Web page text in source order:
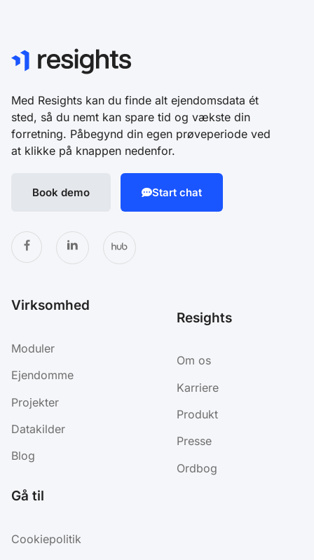
Med Resights kan du finde alt ejendomsdata ét
sted, så du nemt kan spare tid og vækste din
forretning. Påbegynd din egen prøveperiode ved
at klikke på knappen nedenfor.
Book demo Start chat
Virksomhed
Moduler
Ejendomme
Projekter
Datakilder
Blog
Resights
Om os
Karriere
Produkt
Presse
Ordbog
Gå til
Cookiepolitik